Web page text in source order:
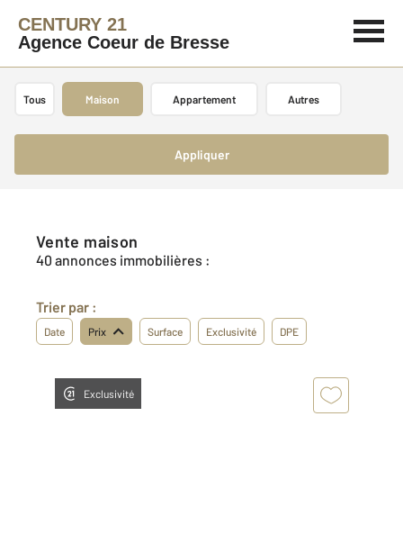
CENTURY 21
Agence Coeur de Bresse
Tous Maison Appartement Autres
Appliquer
Vente maison
40 annonces immobilières :
Trier par :
Date Prix Surface Exclusivité DPE
Exclusivité